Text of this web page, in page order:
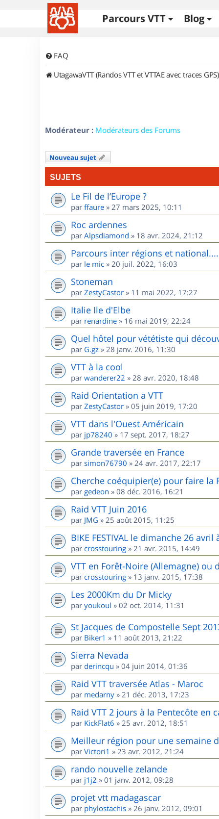
Parcours VTT Blog
FAQ
UtagawaVTT (Randos VTT et VTTAE avec traces GPS)
Modérateur : Modérateurs des Forums
Nouveau sujet
SUJETS
Le Fil de l’Europe ?
par ffaure » 27 mars 2025, 10:11
Roc ardennes
par Alpsdiamond » 18 avr. 2024, 21:12
Parcours inter régions et national....
par le mic » 20 juil. 2022, 16:03
Stoneman
par ZestyCastor » 11 mai 2022, 17:27
Italie Ile d'Elbe
par renardine » 16 mai 2019, 22:24
Quel hôtel pour vététiste qui
par G.gz » 28 janv. 2016, 11:30
VTT à la cool
par wanderer22 » 28 avr. 2020, 18:48
Raid Orientation a VTT
par ZestyCastor » 05 juin 2019, 17:20
VTT dans l'Ouest Américain
par jp78240 » 17 sept. 2017, 18:27
Grande traversée en France
par simon76790 » 24 avr. 2017, 22:17
Cherche coéquipier(e) pour faire la
par gedeon » 08 déc. 2016, 16:21
Raid VTT Juin 2016
par JMG » 25 août 2015, 11:25
BIKE FESTIVAL le dimanche 26 avril
par crosstouring » 21 avr. 2015, 14:49
VTT en Forêt-Noire (Allemagne) ou
par crosstouring » 13 janv. 2015, 17:38
Les 2000Km du Dr Micky
par youkoul » 02 oct. 2014, 11:31
St Jacques de Compostelle Sept
par Biker1 » 11 août 2013, 21:22
Sierra Nevada
par derincqu » 04 juin 2014, 01:36
Raid VTT traversée Atlas - Maroc
par medarny » 21 déc. 2013, 17:23
Raid VTT 2 jours à la Pentecôte en
par KickFlat6 » 25 avr. 2012, 18:51
Meilleur région pour une semaine
par Victori1 » 23 avr. 2012, 21:24
rando nouvelle zelande
par j1j2 » 01 janv. 2012, 09:28
projet vtt madagascar
par phylostachis » 26 janv. 2012, 09:01